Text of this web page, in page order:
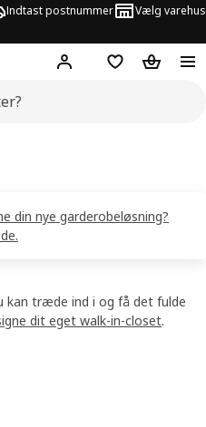
Indtast postnummer Vælg varehus
Hej! Log ind her
Huskeliste
Kurv
din nye garderobeløsning?
kan træde ind i og få det fulde
dit eget walk-in-closet.